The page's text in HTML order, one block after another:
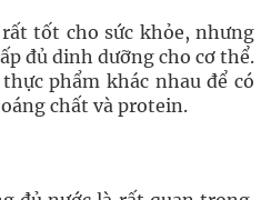
tốt cho sức khỏe, nhưng
đủ dinh dưỡng cho cơ thể.
phẩm khác nhau để có
chất và protein.